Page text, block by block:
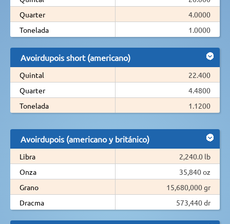
Quarter
4.0000
Tonelada
1.0000
Avoirdupois short (americano)
Quintal
22.400
Quarter
4.4800
Tonelada
1.1200
Avoirdupois (americano y británico)
Libra
2,240.0 lb
Onza
35,840 oz
Grano
15,680,000 gr
Dracma
573,440 dr